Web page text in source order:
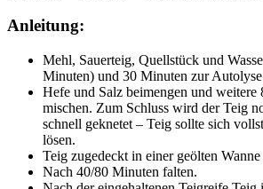
Anleitung:
Mehl, Sauerteig, Quellstück und
Minuten) und 30 Minuten zur Autolyse
Hefe und Salz beimengen und weitere
mischen. Zum Schluss wird der Teig
schnell geknetet – Teig sollte sich
lösen.
Teig zugedeckt in einer geölten
Nach 40/80 Minuten falten.